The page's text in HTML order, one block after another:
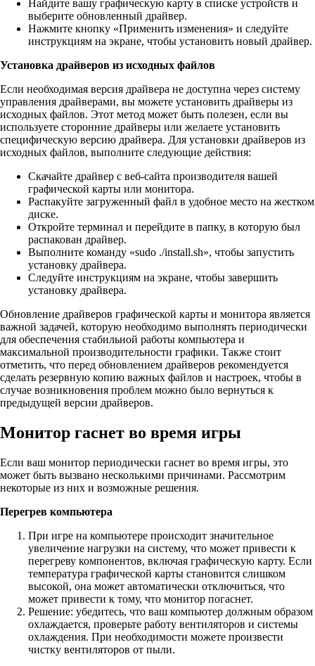
Найдите вашу графическую карту в списке устройств и
выберите обновленный драйвер.
Нажмите кнопку «Применить изменения» и следуйте
инструкциям на экране, чтобы установить новый драйвер.
Установка драйверов из исходных файлов
Если необходимая версия драйвера не доступна через систему
управления драйверами, вы можете установить драйверы из
исходных файлов. Этот метод может быть полезен, если вы
используете сторонние драйверы или желаете установить
специфическую версию драйвера. Для установки драйверов из
исходных файлов, выполните следующие действия:
Скачайте драйвер с веб-сайта производителя вашей
графической карты или монитора.
Распакуйте загруженный файл в удобное место на жестком
диске.
Откройте терминал и перейдите в папку, в которую был
распакован драйвер.
Выполните команду «sudo ./install.sh», чтобы запустить
установку драйвера.
Следуйте инструкциям на экране, чтобы завершить
установку драйвера.
Обновление драйверов графической карты и монитора является
важной задачей, которую необходимо выполнять периодически
для обеспечения стабильной работы компьютера и
максимальной производительности графики. Также стоит
отметить, что перед обновлением драйверов рекомендуется
сделать резервную копию важных файлов и настроек, чтобы в
случае возникновения проблем можно было вернуться к
предыдущей версии драйверов.
Монитор гаснет во время игры
Если ваш монитор периодически гаснет во время игры, это
может быть вызвано несколькими причинами. Рассмотрим
некоторые из них и возможные решения.
Перегрев компьютера
При игре на компьютере происходит значительное
увеличение нагрузки на систему, что может привести к
перегреву компонентов, включая графическую карту. Если
температура графической карты становится слишком
высокой, она может автоматически отключиться, что
может привести к тому, что монитор погаснет.
Решение: убедитесь, что ваш компьютер должным образом
охлаждается, проверьте работу вентиляторов и системы
охлаждения. При необходимости можете произвести
чистку вентиляторов от пыли.